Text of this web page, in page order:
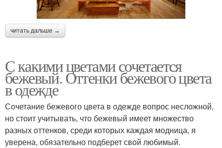
читать дальше →
С какими цветами сочетается
бежевый. Оттенки бежевого цвета
в одежде
Сочетание бежевого цвета в одежде вопрос несложной,
но стоит учитывать, что бежевый имеет множество
разных оттенков, среди которых каждая модница, я
уверена, обязательно подберет свой любимый.